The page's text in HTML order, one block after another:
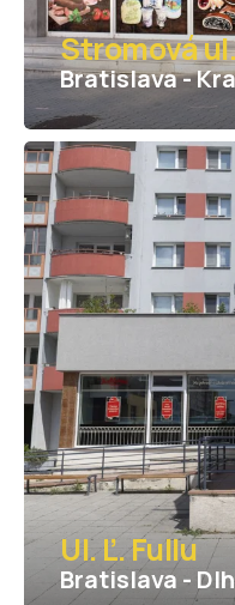
Stromová ul.
Bratislava -
Ul. Ľ. Fullu
Bratislava -